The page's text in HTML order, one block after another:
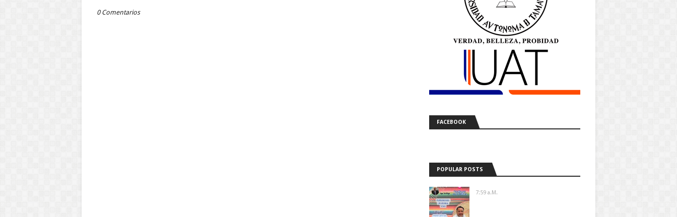
0 Comentarios
FACEBOOK
POPULAR POSTS
7:59 A.m.